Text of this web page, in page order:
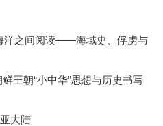
洋之间阅读——海域史、俘虏与
王朝“小中华”思想与历史书写
大陆